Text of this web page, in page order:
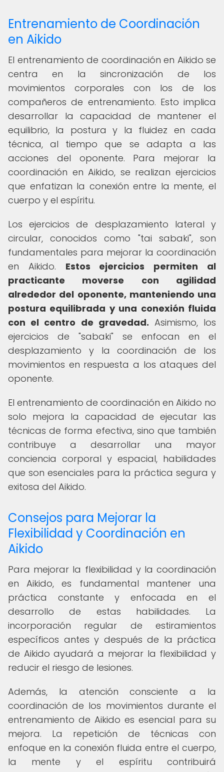
Entrenamiento de Coordinación
en Aikido
El entrenamiento de coordinación en Aikido se
centra en la sincronización de los
movimientos corporales con los de los
compañeros de entrenamiento. Esto implica
desarrollar la capacidad de mantener el
equilibrio, la postura y la fluidez en cada
técnica, al tiempo que se adapta a las
acciones del oponente. Para mejorar la
coordinación en Aikido, se realizan ejercicios
que enfatizan la conexión entre la mente, el
cuerpo y el espíritu.
Los ejercicios de desplazamiento lateral y
circular, conocidos como "tai sabaki", son
fundamentales para mejorar la coordinación
en Aikido. Estos ejercicios permiten al
practicante moverse con agilidad
alrededor del oponente, manteniendo una
postura equilibrada y una conexión fluida
con el centro de gravedad. Asimismo, los
ejercicios de "sabaki" se enfocan en el
desplazamiento y la coordinación de los
movimientos en respuesta a los ataques del
oponente.
El entrenamiento de coordinación en Aikido no
solo mejora la capacidad de ejecutar las
técnicas de forma efectiva, sino que también
contribuye a desarrollar una mayor
conciencia corporal y espacial, habilidades
que son esenciales para la práctica segura y
exitosa del Aikido.
Consejos para Mejorar la
Flexibilidad y Coordinación en
Aikido
Para mejorar la flexibilidad y la coordinación
en Aikido, es fundamental mantener una
práctica constante y enfocada en el
desarrollo de estas habilidades. La
incorporación regular de estiramientos
específicos antes y después de la práctica
de Aikido ayudará a mejorar la flexibilidad y
reducir el riesgo de lesiones.
Además, la atención consciente a la
coordinación de los movimientos durante el
entrenamiento de Aikido es esencial para su
mejora. La repetición de técnicas con
enfoque en la conexión fluida entre el cuerpo,
la mente y el espíritu contribuirá